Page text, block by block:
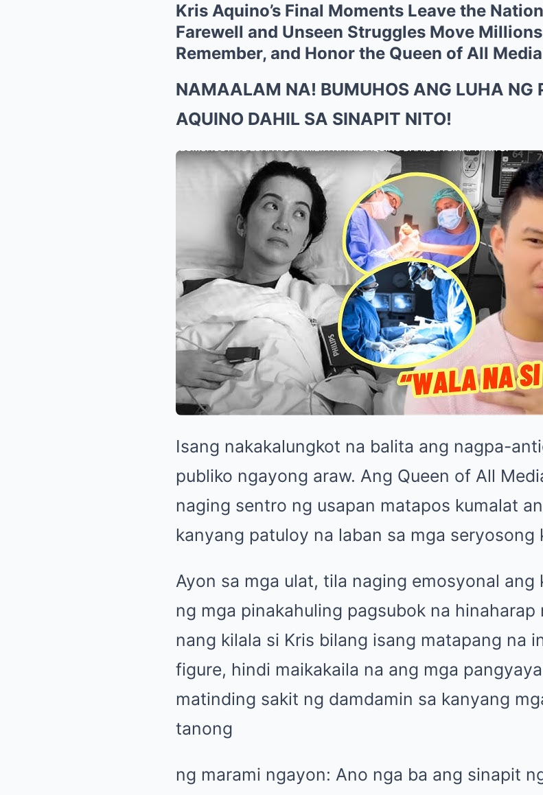
Kris Aquino’s Final Moments Leave the
Farewell and Unseen Struggles Move
Remember, and Honor the Queen of All
NAMAALAM NA! BUMUHOS ANG LUHA NG
AQUINO DAHIL SA SINAPIT NITO!
Isang nakakalungkot na balita ang nagpa-
publiko ngayong araw. Ang Queen of All
naging sentro ng usapan matapos kumalat
kanyang patuloy na laban sa mga seryosong
Ayon sa mga ulat, tila naging emosyonal
ng mga pinakahuling pagsubok na hinaharap
nang kilala si Kris bilang isang matapang na
figure, hindi maikakaila na ang mga
matinding sakit ng damdamin sa kanyang
tanong
ng marami ngayon: Ano nga ba ang sinapit